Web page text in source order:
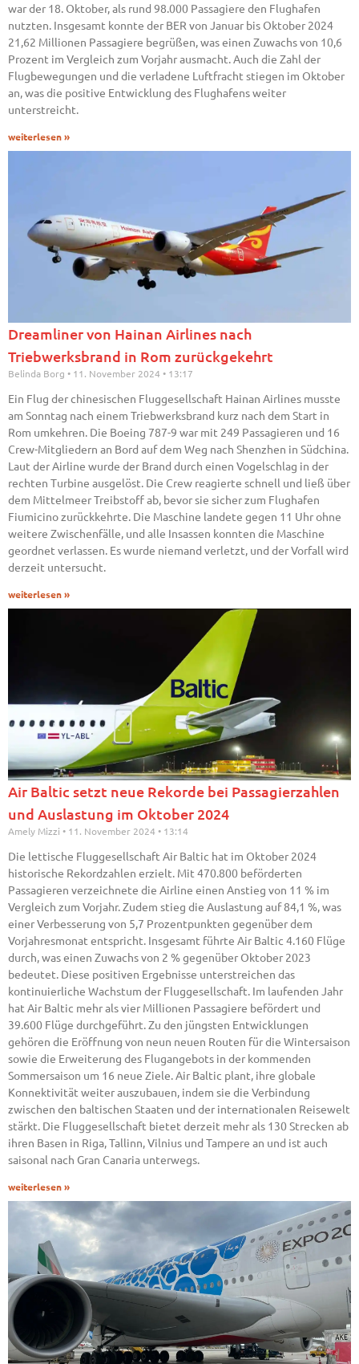
war der 18. Oktober, als rund 98.000 Passagiere den Flughafen
nutzten. Insgesamt konnte der BER von Januar bis Oktober 2024
21,62 Millionen Passagiere begrüßen, was einen Zuwachs von 10,6
Prozent im Vergleich zum Vorjahr ausmacht. Auch die Zahl der
Flugbewegungen und die verladene Luftfracht stiegen im Oktober
an, was die positive Entwicklung des Flughafens weiter
unterstreicht.
weiterlesen »
Dreamliner von Hainan Airlines nach
Triebwerksbrand in Rom zurückgekehrt
Belinda Borg 11. November 2024 13:17
Ein Flug der chinesischen Fluggesellschaft Hainan Airlines musste
am Sonntag nach einem Triebwerksbrand kurz nach dem Start in
Rom umkehren. Die Boeing 787-9 war mit 249 Passagieren und 16
Crew-Mitgliedern an Bord auf dem Weg nach Shenzhen in Südchina.
Laut der Airline wurde der Brand durch einen Vogelschlag in der
rechten Turbine ausgelöst. Die Crew reagierte schnell und ließ über
dem Mittelmeer Treibstoff ab, bevor sie sicher zum Flughafen
Fiumicino zurückkehrte. Die Maschine landete gegen 11 Uhr ohne
weitere Zwischenfälle, und alle Insassen konnten die Maschine
geordnet verlassen. Es wurde niemand verletzt, und der Vorfall wird
derzeit untersucht.
weiterlesen »
Air Baltic setzt neue Rekorde bei Passagierzahlen
und Auslastung im Oktober 2024
Amely Mizzi 11. November 2024 13:14
Die lettische Fluggesellschaft Air Baltic hat im Oktober 2024
historische Rekordzahlen erzielt. Mit 470.800 beförderten
Passagieren verzeichnete die Airline einen Anstieg von 11 % im
Vergleich zum Vorjahr. Zudem stieg die Auslastung auf 84,1 %, was
einer Verbesserung von 5,7 Prozentpunkten gegenüber dem
Vorjahresmonat entspricht. Insgesamt führte Air Baltic 4.160 Flüge
durch, was einen Zuwachs von 2 % gegenüber Oktober 2023
bedeutet. Diese positiven Ergebnisse unterstreichen das
kontinuierliche Wachstum der Fluggesellschaft. Im laufenden Jahr
hat Air Baltic mehr als vier Millionen Passagiere befördert und
39.600 Flüge durchgeführt. Zu den jüngsten Entwicklungen
gehören die Eröffnung von neun neuen Routen für die Wintersaison
sowie die Erweiterung des Flugangebots in der kommenden
Sommersaison um 16 neue Ziele. Air Baltic plant, ihre globale
Konnektivität weiter auszubauen, indem sie die Verbindung
zwischen den baltischen Staaten und der internationalen Reisewelt
stärkt. Die Fluggesellschaft bietet derzeit mehr als 130 Strecken ab
ihren Basen in Riga, Tallinn, Vilnius und Tampere an und ist auch
saisonal nach Gran Canaria unterwegs.
weiterlesen »